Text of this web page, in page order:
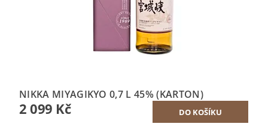
NIKKA MIYAGIKYO 0,7 L 45% (KARTON)
2 099 Kč